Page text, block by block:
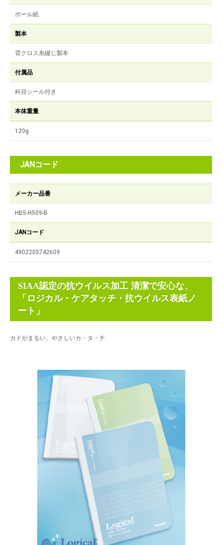
ボール紙
製本
背クロス糸綴じ製本
付属品
科目シール付き
本体重量
120g
JANコード
メーカー品番
HB5-H509-B
JANコード
4902205742609
SIAA認定の抗ウイルス加工 清潔で安心な、
「ロジカル・ケアタッチ・抗ウイルス表紙ノ
ート」
カドがまるい、やさしいカ・タ・チ